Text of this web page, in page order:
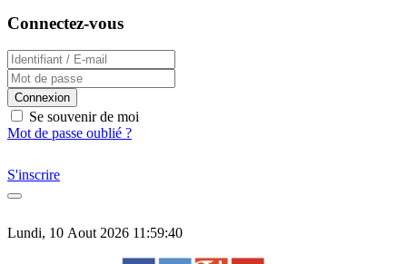
Connectez-vous
Connexion
Se souvenir de moi
Mot de passe oublié ?
S'inscrire
Lundi, 10 Aout 2026 11:59:40